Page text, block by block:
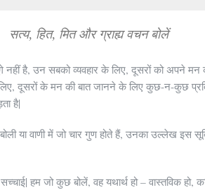
सत्य, हित, मित और ग्राह्य वचन बोलें
नहीं है, उन सबको व्यवहार के लिए, दूसरों को अपने मन
दूसरों के मन की बात जानने के लिए कुछ-न-कुछ
है|
या वाणी में जो चार गुण होते हैं, उनका उल्लेख इस
हम जो कुछ बोलें, वह यथार्थ हो – वास्तविक हो,